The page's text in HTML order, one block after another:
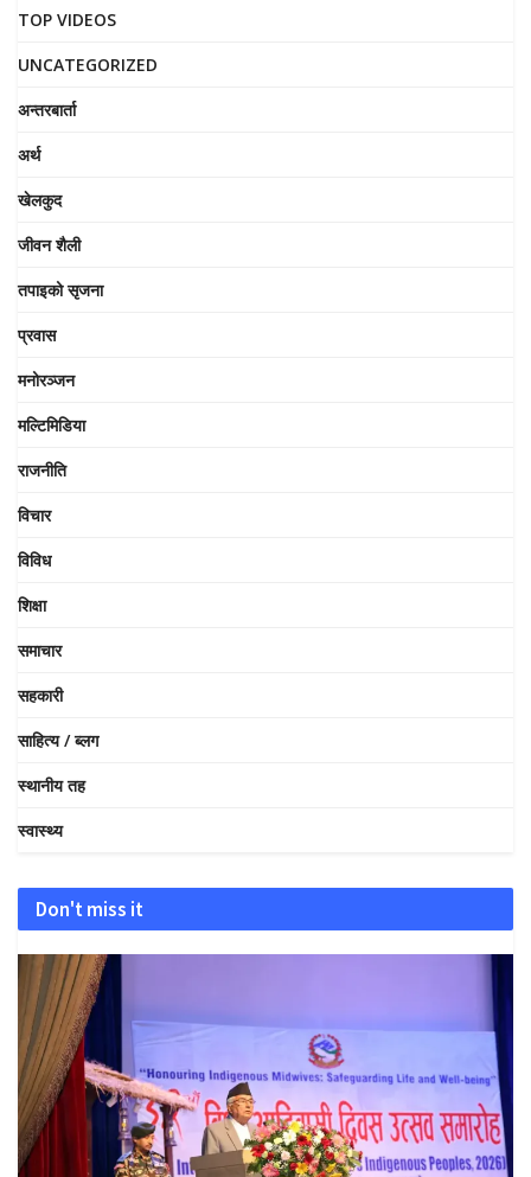
TOP VIDEOS
UNCATEGORIZED
अन्तरबार्ता
अर्थ
खेलकुद
जीवन शैली
तपाइको सृजना
प्रवास
मनोरञ्जन
मल्टिमिडिया
राजनीति
विचार
विविध
शिक्षा
समाचार
सहकारी
साहित्य / ब्लग
स्थानीय तह
स्वास्थ्य
Don't miss it